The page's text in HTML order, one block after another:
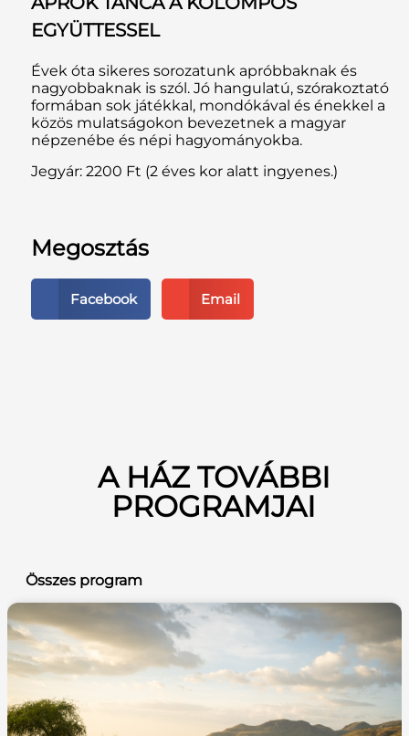
EGYÜTTESSEL
Évek óta sikeres sorozatunk apróbbaknak és
nagyobbaknak is szól. Jó hangulatú, szórakoztató
formában sok játékkal, mondókával és énekkel a
közös mulatságokon bevezetnek a magyar
népzenébe és népi hagyományokba.
Jegyár: 2200 Ft (2 éves kor alatt ingyenes.)
Megosztás
Facebook Email
A HÁZ TOVÁBBI
PROGRAMJAI
Összes program